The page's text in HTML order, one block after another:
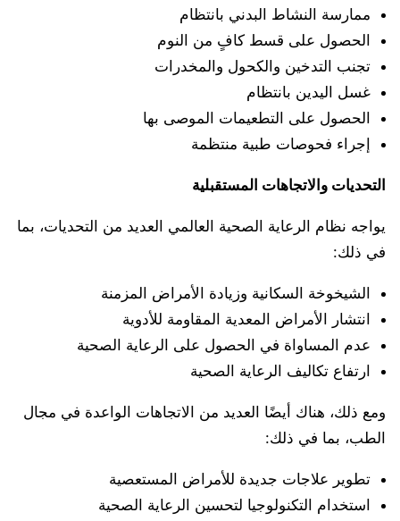
ممارسة النشاط البدني بانتظام
الحصول على قسط كافٍ من النوم
تجنب التدخين والكحول والمخدرات
غسل اليدين بانتظام
الحصول على التطعيمات الموصى بها
إجراء فحوصات طبية منتظمة
التحديات والاتجاهات المستقبلية
يواجه نظام الرعاية الصحية العالمي العديد من التحديات، بما
في ذلك:
الشيخوخة السكانية وزيادة الأمراض المزمنة
انتشار الأمراض المعدية المقاومة للأدوية
عدم المساواة في الحصول على الرعاية الصحية
ارتفاع تكاليف الرعاية الصحية
ومع ذلك، هناك أيضًا العديد من الاتجاهات الواعدة في مجال
الطب، بما في ذلك:
تطوير علاجات جديدة للأمراض المستعصية
استخدام التكنولوجيا لتحسين الرعاية الصحية